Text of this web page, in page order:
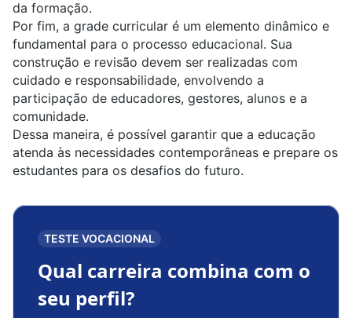
da formação.
Por fim, a grade curricular é um elemento dinâmico e
fundamental para o processo educacional. Sua
construção e revisão devem ser realizadas com
cuidado e responsabilidade, envolvendo a
participação de educadores, gestores, alunos e a
comunidade.
Dessa maneira, é possível garantir que a educação
atenda às necessidades contemporâneas e prepare os
estudantes para os desafios do futuro.
TESTE VOCACIONAL
Qual carreira combina com o
seu perfil?